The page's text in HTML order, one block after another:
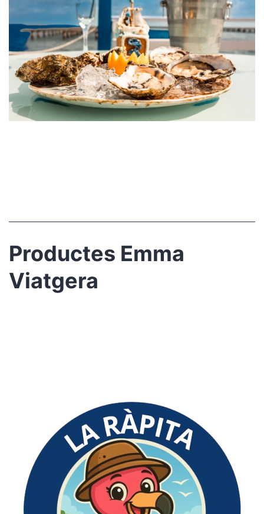
Productes Emma
Viatgera